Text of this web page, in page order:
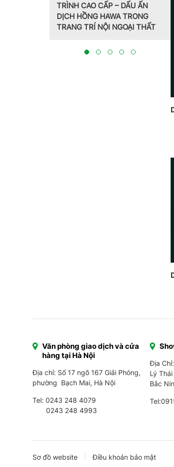
Trang trí nội thất theo phong
cách Pháp do CT CP Dịch
Hồng Hawa thiết kế, thi công
Văn phòng giao dịch và cửa
hàng tại Hà Nội
Địa chỉ: Số 17 ngõ 167 Giải Phóng,
phường Bạch Mai, Hà Nội
Tel: 0243 248 4079
0243 248 4993
Địa
Lý
Bắc
Tel:
Sơ đồ website
Điều khoản bảo mật